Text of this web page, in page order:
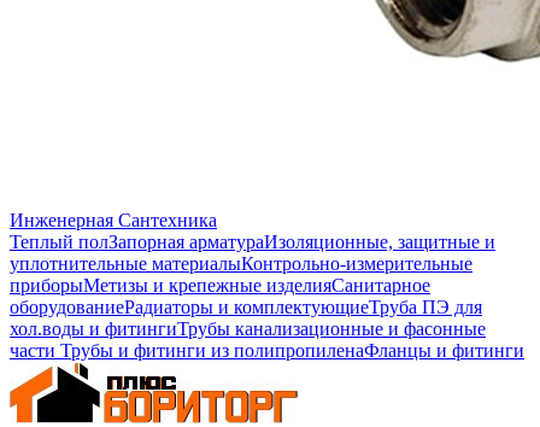
Инженерная Сантехника
Теплый полЗапорная арматураИзоляционные, защитные и
уплотнительные материалыКонтрольно-измерительные
приборыМетизы и крепежные изделияСанитарное
оборудованиеРадиаторы и комплектующиеТруба ПЭ для
хол.воды и фитингиТрубы канализационные и фасонные
части Трубы и фитинги из полипропиленаФланцы и фитинги